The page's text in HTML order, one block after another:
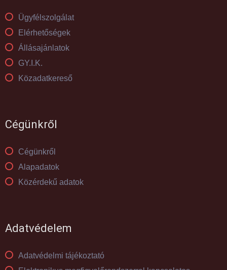
Ügyfélszolgálat
Elérhetőségek
Állásajánlatok
GY.I.K.
Közadatkereső
Cégünkről
Cégünkről
Alapadatok
Közérdekű adatok
Adatvédelem
Adatvédelmi tájékoztató